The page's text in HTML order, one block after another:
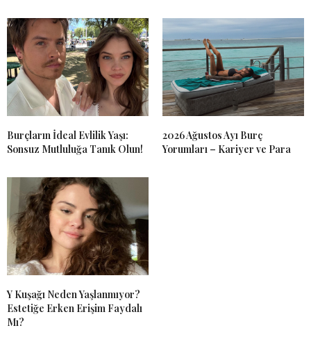
Burçların İdeal Evlilik Yaşı:
Sonsuz Mutluluğa Tanık Olun!
2026 Ağustos Ayı Burç
Yorumları – Kariyer ve Para
Y Kuşağı Neden Yaşlanmıyor?
Estetiğe Erken Erişim Faydalı
Mı?